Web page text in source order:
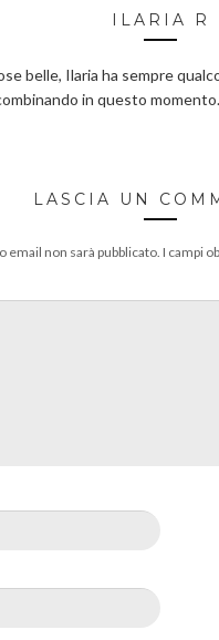
ILARIA R
belle, Ilaria ha sempre
in questo
LASCIA UN
email non sarà pubblicato.I campi